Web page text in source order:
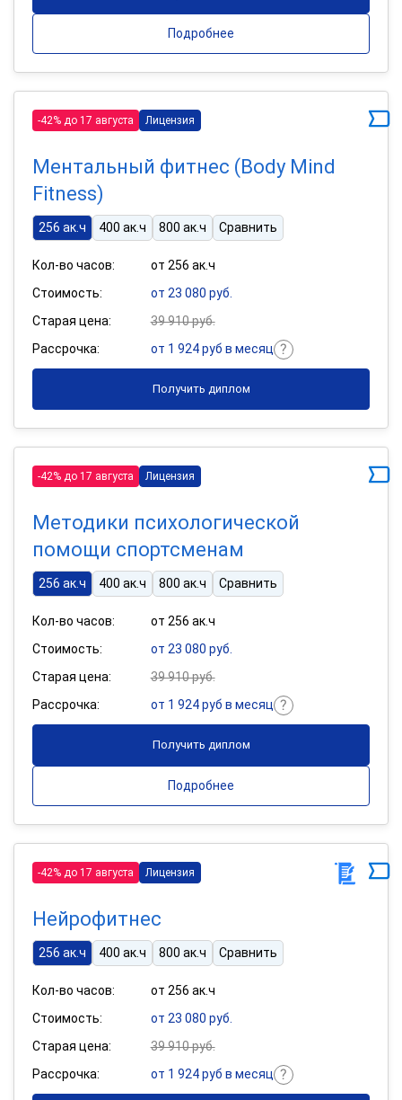
Подробнее
-42% до 17 августа Лицензия
Ментальный фитнес (Body Mind
Fitness)
256 ак.ч 400 ак.ч 800 ак.ч Сравнить
Кол-во часов:
от 256 ак.ч
Стоимость:
от 23 080 руб.
Старая цена:
39 910 руб.
Рассрочка:
от 1 924 руб в месяц
Получить диплом
-42% до 17 августа Лицензия
Методики психологической
помощи спортсменам
256 ак.ч 400 ак.ч 800 ак.ч Сравнить
Кол-во часов:
от 256 ак.ч
Стоимость:
от 23 080 руб.
Старая цена:
39 910 руб.
Рассрочка:
от 1 924 руб в месяц
Получить диплом
Подробнее
-42% до 17 августа Лицензия
Нейрофитнес
256 ак.ч 400 ак.ч 800 ак.ч Сравнить
Кол-во часов:
от 256 ак.ч
Стоимость:
от 23 080 руб.
Старая цена:
39 910 руб.
Рассрочка:
от 1 924 руб в месяц